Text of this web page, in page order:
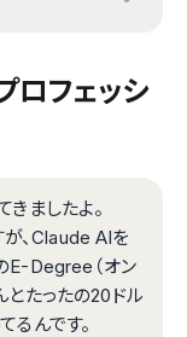
ロフェッシ
きましたよ。
、Claude AIを
E-Degree（オン
とたったの20ドル
るんです。